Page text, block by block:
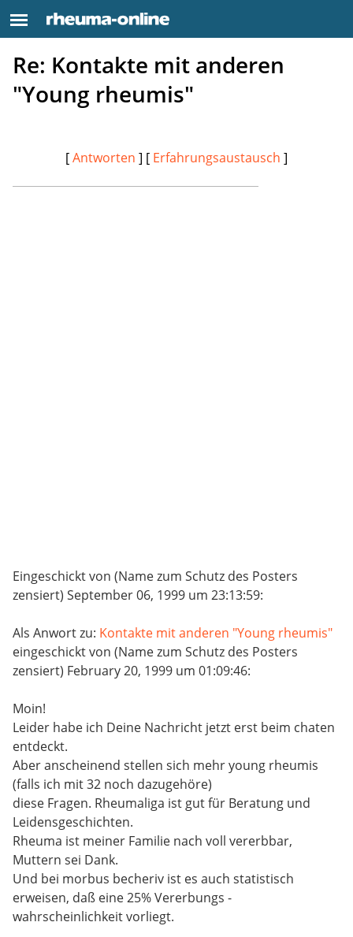
Re: Kontakte mit anderen
"Young rheumis"
[Antworten ] [ Erfahrungsaustausch ]
Eingeschickt von (Name zum Schutz des Posters
zensiert) September 06, 1999 um 23:13:59:
Als Anwort zu: Kontakte mit anderen "Young rheumis"
eingeschickt von (Name zum Schutz des Posters
zensiert) February 20, 1999 um 01:09:46:
Moin!
Leider habe ich Deine Nachricht jetzt erst beim chaten
entdeckt.
Aber anscheinend stellen sich mehr young rheumis
(falls ich mit 32 noch dazugehöre)
diese Fragen. Rheumaliga ist gut für Beratung und
Leidensgeschichten.
Rheuma ist meiner Familie nach voll vererbbar,
Muttern sei Dank.
Und bei morbus becheriv ist es auch statistisch
erweisen, daß eine 25% Vererbungs -
wahrscheinlichkeit vorliegt.